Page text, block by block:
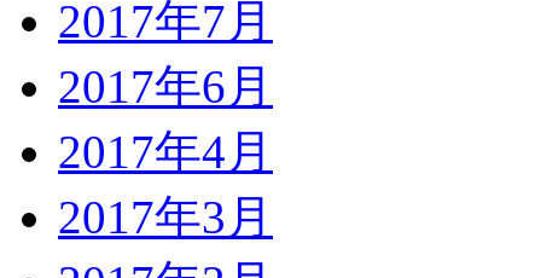
2017年7月
2017年6月
2017年4月
2017年3月